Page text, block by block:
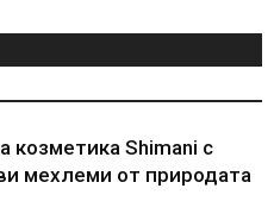
козметика Shimani с
мехлеми от природата